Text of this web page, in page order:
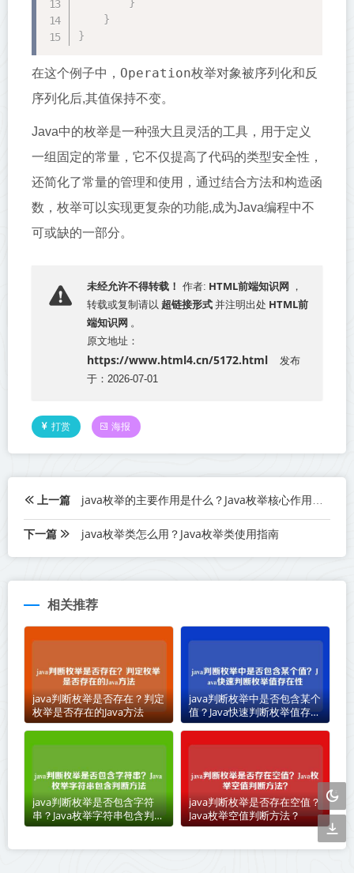
}
}
在这个例子中， Operation枚举对象被序列化和反
序列化后,其值保持不变。
Java中的枚举是一种强大且灵活的工具，用于定义
一组固定的常量，它不仅提高了代码的类型安全性，
还简化了常量的管理和使用，通过结合方法和构造函
数，枚举可以实现更复杂的功能,成为Java编程中不
可或缺的一部分。
未经允许不得转载！ 作者: HTML前端知识网 ，
转载或复制请以 超链接形式 并注明出处 HTML前
端知识网 。
原文地址：
https://www.html4.cn/5172.html
发布
于：2026-07-01
打赏 海报
上一篇 java枚举的主要作用是什么？Java枚举核心作用解析
下一篇 java枚举类怎么用？Java枚举类使用指南
相关推荐
java判断枚举是否存在？判定
枚举是否存在的Java方法
java判断枚举中是否包含某个
值？Java快速判断枚举值存在
性
java判断枚举是否包含字符
串？Java枚举字符串包含判断
方法
java判断枚举是否存在空值？
Java枚举空值判断方法？